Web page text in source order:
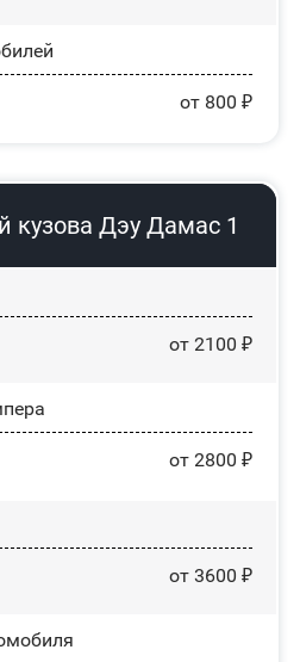
от 800 ₽
кузова Дэу Дамас 1
от 2100 ₽
от 2800 ₽
от 3600 ₽